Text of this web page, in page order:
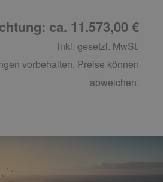
ca. 11.573,00 €
inkl. gesetzl. MwSt.
vorbehalten. Preise können
abweichen.